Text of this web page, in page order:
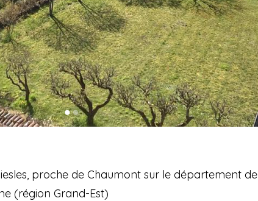
proche de Chaumont sur le département de
(région Grand-Est)